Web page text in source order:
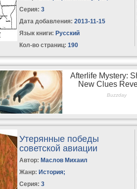
Серия:3
Дата добавления: 2013-11-15
Язык книги: Русский
Кол-во страниц: 190
Утерянные победы
советской авиации
Автор: Маслов Михаил
Жанр: История;
Серия:3